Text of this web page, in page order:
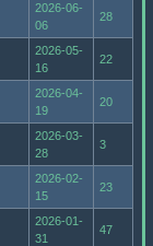
2026-06-
06
28
2026-05-
16
22
2026-04-
19
20
2026-03-
28
3
2026-02-
15
23
2026-01-
31
47